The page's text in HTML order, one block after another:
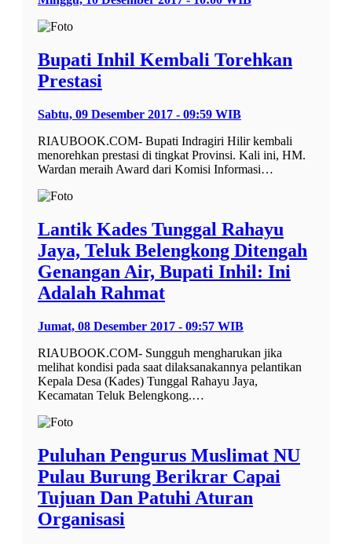
Bupati Inhil Kembali Torehkan
Prestasi
Sabtu, 09 Desember 2017 - 09:59 WIB
RIAUBOOK.COM- Bupati Indragiri Hilir kembali
menorehkan prestasi di tingkat Provinsi. Kali ini, HM.
Wardan meraih Award dari Komisi Informasi…
Lantik Kades Tunggal Rahayu
Jaya, Teluk Belengkong Ditengah
Genangan Air, Bupati Inhil: Ini
Adalah Rahmat
Jumat, 08 Desember 2017 - 09:57 WIB
RIAUBOOK.COM- Sungguh mengharukan jika
melihat kondisi pada saat dilaksanakannya pelantikan
Kepala Desa (Kades) Tunggal Rahayu Jaya,
Kecamatan Teluk Belengkong.…
Puluhan Pengurus Muslimat NU
Pulau Burung Berikrar Capai
Tujuan Dan Patuhi Aturan
Organisasi